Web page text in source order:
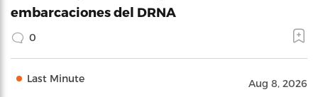
embarcaciones del DRNA
0
Last Minute Aug 8, 2026